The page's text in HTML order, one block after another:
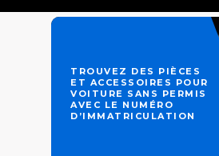
TROUVEZ DES PIÈCES
ET ACCESSOIRES POUR
VOITURE SANS PERMIS
AVEC LE NUMÉRO
D’IMMATRICULATION